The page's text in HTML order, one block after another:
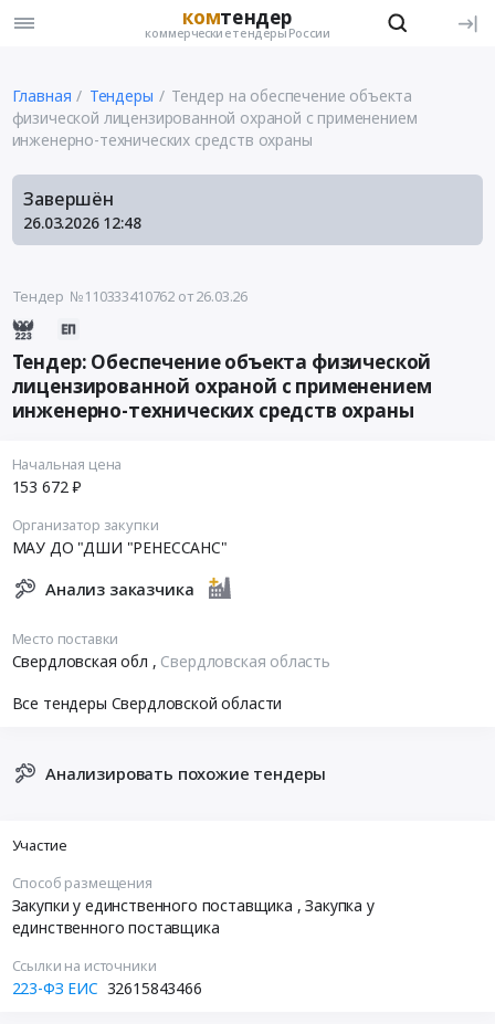
комтендер
коммерческие тендеры России
Главная Тендеры
Тендер на обеспечение объекта
физической лицензированной охраной с применением
инженерно-технических средств охраны
Завершён
26.03.2026 12:48
Тендер №110333410762 от 26.03.26
Тендер: Обеспечение объекта физической
лицензированной охраной с применением
инженерно-технических средств охраны
Начальная цена
153 672 ₽
Организатор закупки
МАУ ДО "ДШИ "РЕНЕССАНС"
Анализ заказчика
Место поставки
Свердловская обл , Свердловская область
Все тендеры Свердловской области
Анализировать похожие тендеры
Участие
Способ размещения
Закупки у единственного поставщика , Закупка у
единственного поставщика
Ссылки на источники
223-ФЗ ЕИС 32615843466